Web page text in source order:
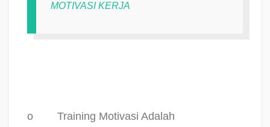
MOTIVASI KERJA
o Training Motivasi Adalah